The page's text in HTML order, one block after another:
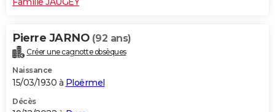
Pierre JARNO (92 ans)
Créer une cagnotte obsèques
Naissance
15/03/1930 à Ploërmel
Décès